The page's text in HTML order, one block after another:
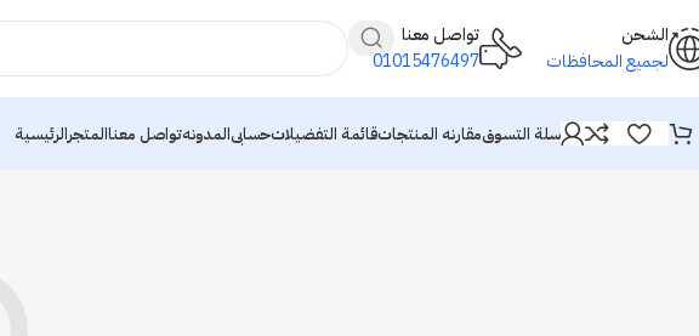
تواصل معنا
01015476497
الشحن
لجميع المحافظات
الرئيسيةالمتجرتواصل معناالمدونهحسابىقائمة التفضيلاتمقارنه المنتجاتسلة التسوق